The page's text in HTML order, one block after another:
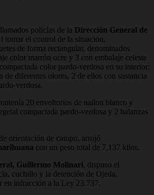
policías de la Dirección General de
tomar el control de la situación,
de forma rectangular, denominados
color marrón ocre y 3 con embalaje celeste
color pardo-verdosa en su interior;
de diferentes olores, 2 de ellos con sustancia
verdosa.
20 envoltorios de nailon blanco y
compactada pardo-verdosa y 2 balanzas
orientación de campo, arrojó
con un peso total de 7,137 kilos.
Guillermo Molinari, dispuso el
cuchillo y la detención de Ojeda,
en infracción a la Ley 23.737.